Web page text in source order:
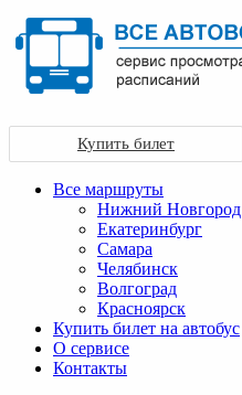
Купить билет
Все маршруты
Нижний Новгород
Екатеринбург
Самара
Челябинск
Волгоград
Красноярск
Купить билет на автобус
О сервисе
Контакты